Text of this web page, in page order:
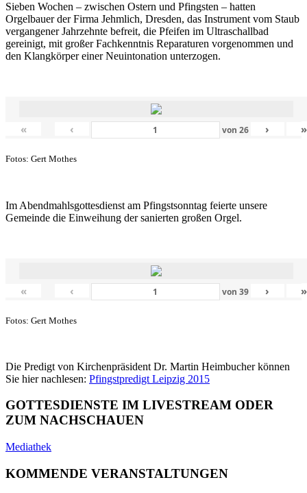
Sieben Wochen – zwischen Ostern und Pfingsten – hatten
Orgelbauer der Firma Jehmlich, Dresden, das Instrument vom Staub
vergangener Jahrzehnte befreit, die Pfeifen im Ultraschallbad
gereinigt, mit großer Fachkenntnis Reparaturen vorgenommen und
den Klangkörper einer Neuintonation unterzogen.
« ‹ von 26 › »
Fotos: Gert Mothes
Im Abendmahlsgottesdienst am Pfingstsonntag feierte unsere
Gemeinde die Einweihung der sanierten großen Orgel.
« ‹ von 39 › »
Fotos: Gert Mothes
Die Predigt von Kirchenpräsident Dr. Martin Heimbucher können
Sie hier nachlesen: Pfingstpredigt Leipzig 2015
GOTTESDIENSTE IM LIVESTREAM ODER
ZUM NACHSCHAUEN
Mediathek
KOMMENDE VERANSTALTUNGEN